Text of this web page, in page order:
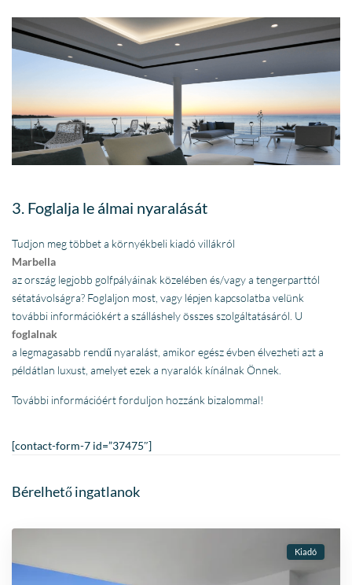
3. Foglalja le álmai nyaralását
Tudjon meg többet a környékbeli kiadó villákról
Marbella
az ország legjobb golfpályáinak közelében és/vagy a tengerparttól
sétatávolságra? Foglaljon most, vagy lépjen kapcsolatba velünk
további információkért a szálláshely összes szolgáltatásáról. U
foglalnak
a legmagasabb rendű nyaralást, amikor egész évben élvezheti azt a
példátlan luxust, amelyet ezek a nyaralók kínálnak Önnek.
További információért forduljon hozzánk bizalommal!
[contact-form-7 id=”37475″]
Bérelhető ingatlanok
Kiadó